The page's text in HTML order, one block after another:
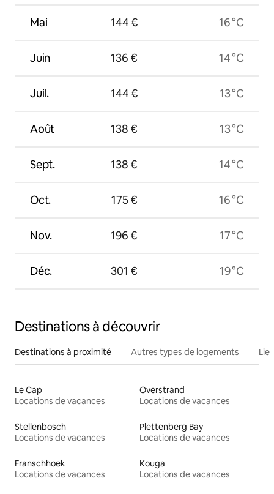
Mai
Juin
Juil.
Août
Sept.
Oct.
Nov.
Déc.
144 €
136 €
144 €
138 €
138 €
175 €
196 €
301 €
16 °C
14 °C
13 °C
13 °C
14 °C
16 °C
17 °C
19 °C
Destinations à découvrir
Destinations à proximité Autres types de logements
Le Cap
Locations de vacances
Overstrand
Locations de vacances
Stellenbosch
Locations de vacances
Plettenberg Bay
Locations de vacances
Franschhoek
Locations de vacances
Kouga
Locations de vacances